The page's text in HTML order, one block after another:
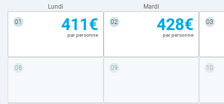
Lundi Mardi
01 411€
par personne
02 428€
par personne
03
08 09 10